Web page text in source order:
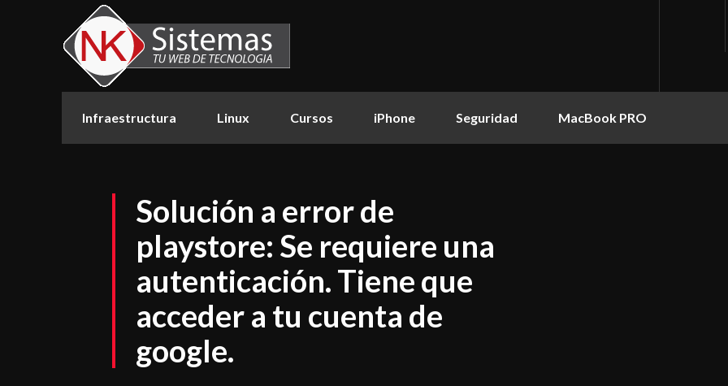
Infraestructura Linux Cursos iPhone Seguridad MacBook PRO
Solución a error de
playstore: Se requiere una
autenticación. Tiene que
acceder a tu cuenta de
google.